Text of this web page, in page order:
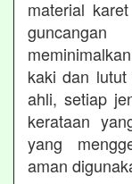
material
kaki dan
ahli, setiap
kerataan
yang
aman